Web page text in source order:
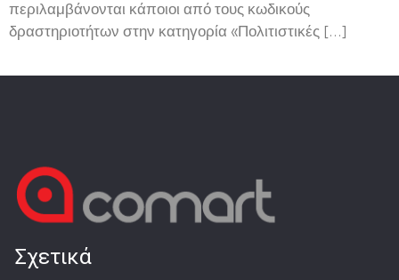
περιλαμβάνονται κάποιοι από τους κωδικούς
δραστηριοτήτων στην κατηγορία «Πολιτιστικές […]
Σχετικά